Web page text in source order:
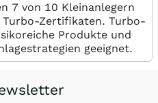
7 von 10 Kleinanlegern
Zertifikaten. Turbo-
Produkte und
geeignet.